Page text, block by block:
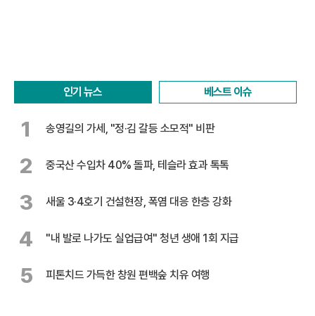
인기 뉴스 베스트 이슈
1 송영길의 가세, "정·김 갈등 소모적" 비판
2 중국산 수입차 40% 돌파, 테슬라 효과 톡톡
3 새울 3·4호기 건설현장, 폭염 대응 한층 강화
4 "내 발로 나가도 실업급여" 청년 생애 1회 지급
5 피톤치드 가득한 창원 편백숲 치유 여행